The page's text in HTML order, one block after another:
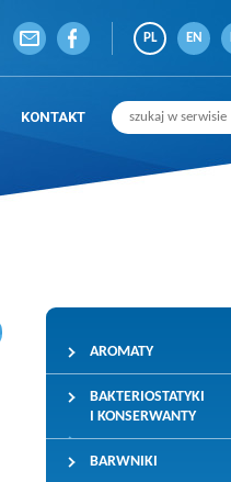
PL EN
KONTAKT
AROMATY
BAKTERIOSTATYKI
I KONSERWANTY
BARWNIKI